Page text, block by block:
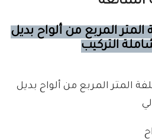
المربع من ألواح بديل
التركيب
المتر المربع من ألواح بديل